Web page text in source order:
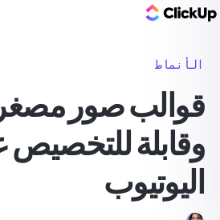
الأنماط
قوالب صور
وقابلة
اليوتيوب